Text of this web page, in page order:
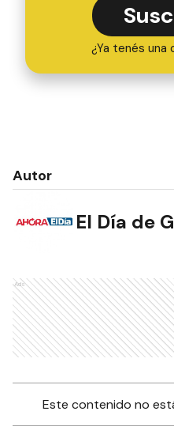
¿Ya tenés una
Autor
El Día de
Ads
Este contenido no